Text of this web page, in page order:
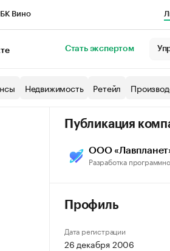
Вино
Стать экспертом
Недвижимость Ретейл
Публикация
ООО
Разработка
Профиль
Дата регистрации
26 декабря 2006